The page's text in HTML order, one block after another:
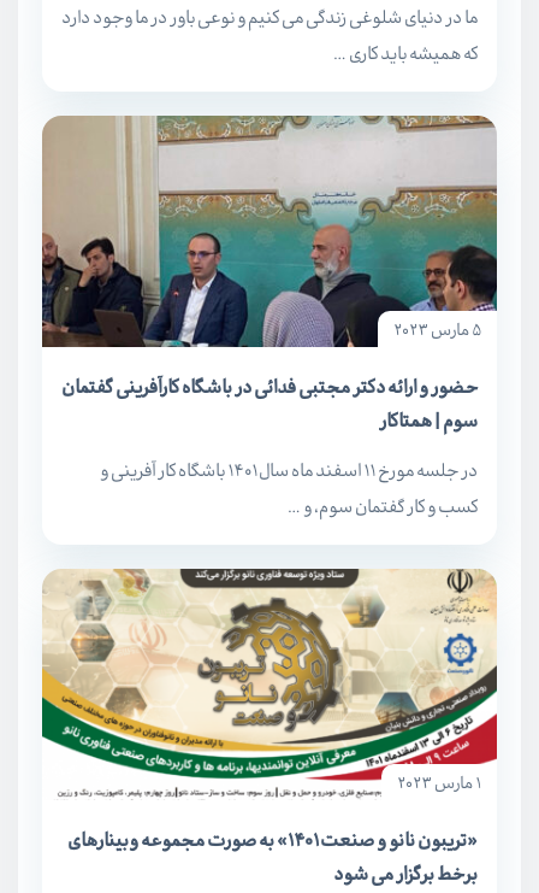
ما در دنیای شلوغی زندگی می کنیم و نوعی باور در ما وجود دارد
که همیشه باید کاری …
5 مارس 2023
حضور و ارائه دکتر مجتبی فدائی در باشگاه کارآفرینی گفتمان
سوم | همتاکار
در جلسه مورخ 11 اسفند ماه سال 1401 باشگاه کار آفرینی و
کسب و کار گفتمان سوم، و …
1 مارس 2023
«تریبون نانو و صنعت 1401» به صورت مجموعه وبینارهای
برخط برگزار می شود